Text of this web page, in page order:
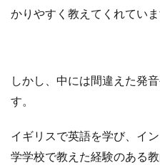
かりやすく教えてくれていま
しかし、中には間違えた発
す。
イギリスで英語を学び、イ
学学校で教えた経験のある